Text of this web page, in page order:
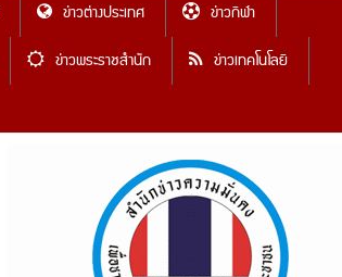
ข่าวต่างประเทศ
ข่าวกีฬา
ข่าวพระราชสำนัก
ข่าวเทคโนโลยี